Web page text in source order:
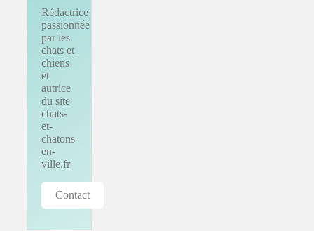
Rédactrice
passionnée
par les
chats et
chiens
et
autrice
du site
chats-
et-
chatons-
en-
ville.fr
Contact